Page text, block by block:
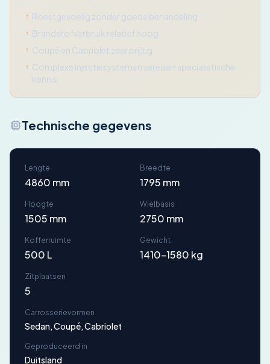
Roestgevoelig zonder goede behandeling
Brandstofverbruik relatief hoog
Coupé en Cabriolet zeer prijzig
Complexe injectiesystemen vereisen specialistische
kennis
Technische gegevens
Lengte
4860 mm
Breedte
1795 mm
Hoogte
1505 mm
Wielbasis
2750 mm
Kofferruimte
500 L
Gewicht
1410-1580 kg
Zitplaatsen
5
Carrosserievormen
Sedan, Coupé, Cabriolet
Geproduceerd in
Duitsland